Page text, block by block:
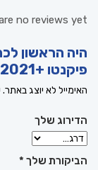
no reviews yet
היה הראשון
פיקנטו +Kia Picanto 2021”
האימייל לא יוצג באתר.
הדירוג שלך
הביקורת שלך *